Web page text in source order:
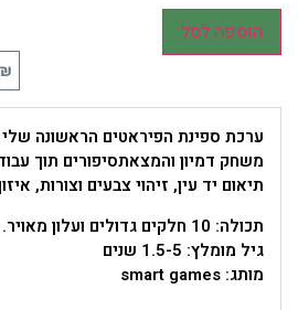
הוספה לסל
ערכת ספינת הפיראטים הראשונה
משחק דמיון והמצאתסיפורים תוך
תיאום יד עין, זיהוי צבעים וצורות,
תכולה: 10 חלקים גדולים ועלון מאויר.
גיל מומלץ: 1.5-5 שנים
מותג: smart games